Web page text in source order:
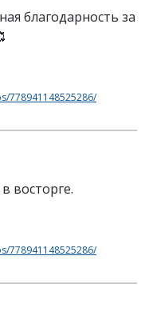
благодарность за
778941148525286/
восторге.
778941148525286/